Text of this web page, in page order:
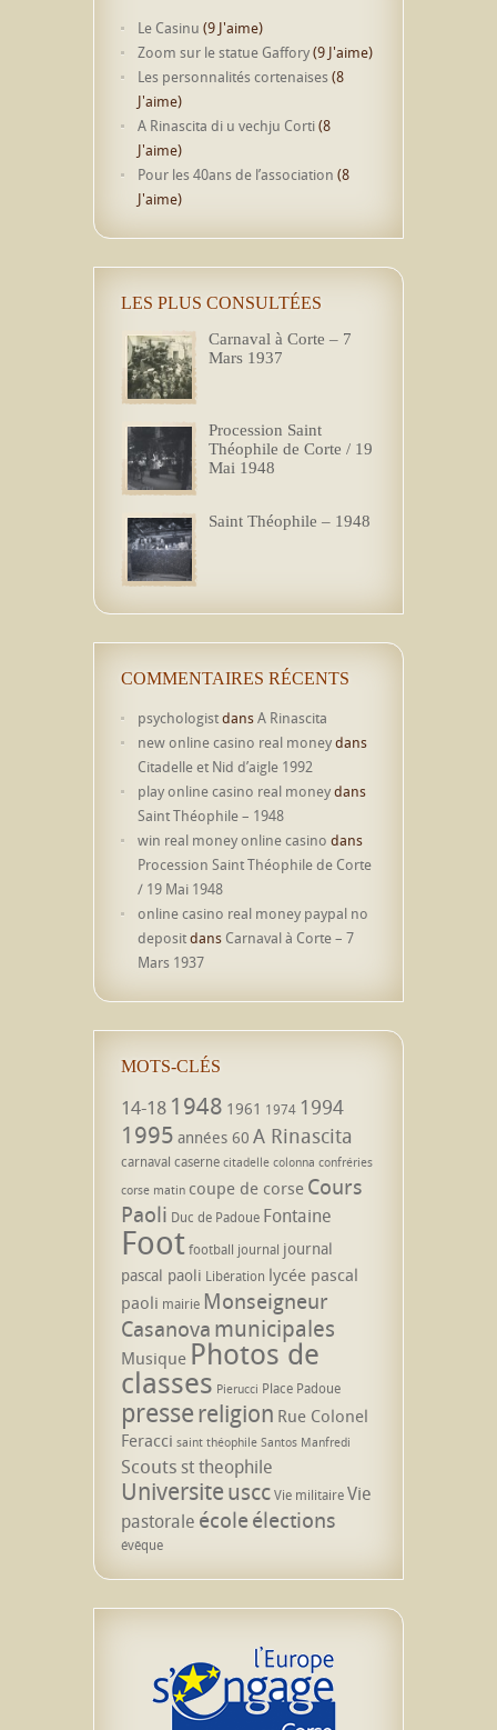
Le Casinu (9 J'aime)
Zoom sur le statue Gaffory(9 J'aime)
Les personnalités cortenaises (8
J'aime)
A Rinascita di u vechju Corti(8
J'aime)
Pour les 40ans de l’association (8
J'aime)
LES PLUS CONSULTÉES
Carnaval à Corte – 7
Mars 1937
Procession Saint
Théophile de Corte / 19
Mai 1948
Saint Théophile – 1948
COMMENTAIRES RÉCENTS
psychologistdansA Rinascita
new online casino real moneydans
Citadelle et Nid d’aigle 1992
play online casino real moneydans
Saint Théophile – 1948
win real money online casino dans
Procession Saint Théophile de Corte
/ 19 Mai 1948
online casino real money paypal no
depositdans Carnaval à Corte – 7
Mars 1937
MOTS-CLÉS
14-18 1948 1961 1974 1994
1995 années 60 A Rinascita
carnaval caserne citadelle colonna confréries
corse matin coupe de corse Cours
Paoli Duc de Padoue Fontaine
Footfootball journal journal
pascal paoli Libération lycée pascal
paoli mairie Monseigneur
Casanova municipales
Musique Photos de
classes Pierucci Place Padoue
pressereligion Rue Colonel
Feracci saint théophile Santos Manfredi
Scoutsst theophile
UniversiteusccVie militaireVie
pastorale écoleélections
évêque